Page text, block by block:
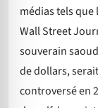
médias tels que
Wall Street
souverain
de dollars,
controversé en